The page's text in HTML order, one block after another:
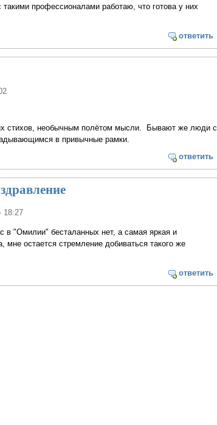
профессионалами работаю, что готова у них
ответить
стихов, необычным полётом мысли. Бывают же люди с
в привычные рамки.
ответить
18:27
в "Омилии" бесталанных нет, а самая яркая и
остается стремление добиваться такого же
ответить